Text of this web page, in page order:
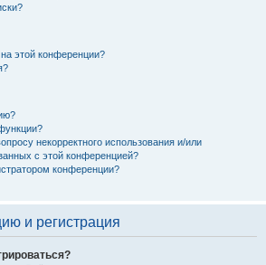
этой конференции?
некорректного использования и/или
с этой конференцией?
конференции?
и регистрация